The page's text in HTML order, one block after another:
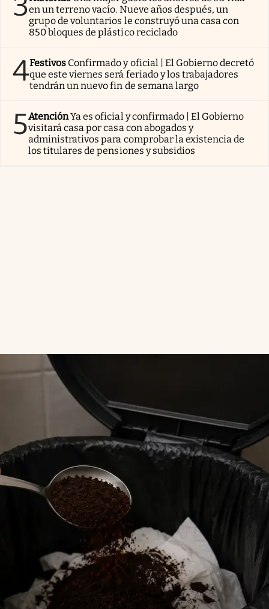
en un terreno vacío. Nueve años después, un
grupo de voluntarios le construyó una casa con
850 bloques de plástico reciclado
4Festivos Confirmado y oficial | El Gobierno decretó
que este viernes será feriado y los trabajadores
tendrán un nuevo fin de semana largo
5AtenciónYa es oficial y confirmado | El Gobierno
visitará casa por casa con abogados y
administrativos para comprobar la existencia de
los titulares de pensiones y subsidios